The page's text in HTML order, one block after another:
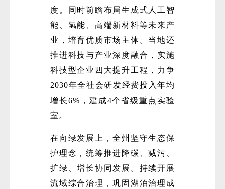
度。同时前瞻布局生成式人工智
能、氢能、高端新材料等未来产
业，培育优质市场主体。当地还
推进科技与产业深度融合，实施
科技型企业四大提升工程，力争
2030年全社会研发经费投入年均
增长6%，建成4个省级重点实验
室。
在向绿发展上，全州坚守生态保
护理念，统筹推进降碳、减污、
扩绿、增长协同发展。持续开展
流域综合治理，巩固湖泊治理成